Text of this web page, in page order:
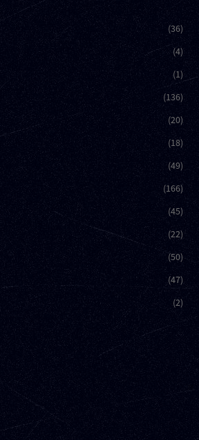
(36)
(4)
(1)
(136)
(20)
(18)
(49)
(166)
(45)
(22)
(50)
(47)
(2)